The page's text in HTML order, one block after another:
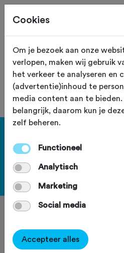
De vereniging met
is niet
voor het PLUS
Bekijk de voordelen
Cookies
Om je bezoek aan onze
verlopen, maken wij gebruik
het verkeer te analyseren en
(advertentie)inhoud te
media content aan te
belangrijk, daarom kun je
zelf beheren.
Functioneel
Analytisch
Marketing
Social media
Accepteer alles